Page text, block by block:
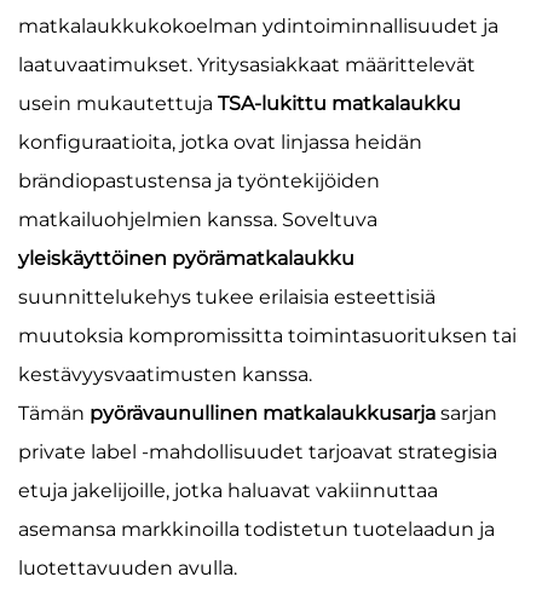
matkalaukkukokoelman ydintoiminnallisuudet ja
laatuvaatimukset. Yritysasiakkaat määrittelevät
usein mukautettuja TSA-lukittu matkalaukku
konfiguraatioita, jotka ovat linjassa heidän
brändiopastustensa ja työntekijöiden
matkailuohjelmien kanssa. Soveltuva
yleiskäyttöinen pyörämatkalaukku
suunnittelukehys tukee erilaisia esteettisiä
muutoksia kompromissitta toimintasuorituksen tai
kestävyysvaatimusten kanssa.
Tämän pyörävaunullinen matkalaukkusarja sarjan
private label -mahdollisuudet tarjoavat strategisia
etuja jakelijoille, jotka haluavat vakiinnuttaa
asemansa markkinoilla todistetun tuotelaadun ja
luotettavuuden avulla.